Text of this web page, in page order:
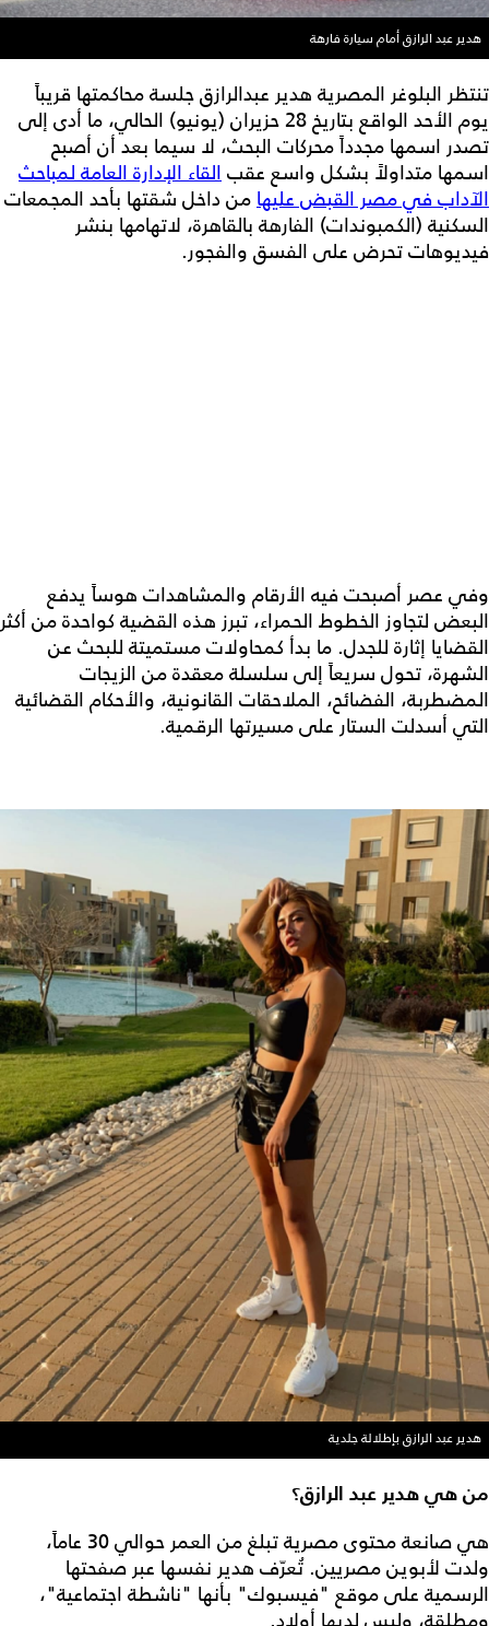
هدير عبد الرازق أمام سيارة فارهة
تنتظر البلوغر المصرية هدير عبدالرازق جلسة محاكمتها قريباً
يوم الأحد الواقع بتاريخ 28 حزيران (يونيو) الحالي، ما أدى إلى
تصدر اسمها مجدداً محركات البحث، لا سيما بعد أن أصبح
اسمها متداولاً بشكل واسع عقبالقاء الإدارة العامة لمباحث
الآداب في مصر القبض عليهامن داخل شقتها بأحد المجمعات
السكنية (الكمبوندات) الفارهة بالقاهرة، لاتهامها بنشر
فيديوهات تحرض على الفسق والفجور.
وفي عصر أصبحت فيه الأرقام والمشاهدات هوساً يدفع
البعض لتجاوز الخطوط الحمراء، تبرز هذه القضية كواحدة من أكثر
القضايا إثارة للجدل. ما بدأ كمحاولات مستميتة للبحث عن
الشهرة، تحول سريعاً إلى سلسلة معقدة من الزيجات
المضطربة، الفضائح، الملاحقات القانونية، والأحكام القضائية
التي أسدلت الستار على مسيرتها الرقمية.
هدير عبد الرازق بإطلالة جلدية
من هي هدير عبد الرازق؟
هي صانعة محتوى مصرية تبلغ من العمر حوالي 30 عاماً،
ولدت لأبوين مصريين. تُعرّف هدير نفسها عبر صفحتها
الرسمية على موقع "فيسبوك" بأنها "ناشطة اجتماعية"،